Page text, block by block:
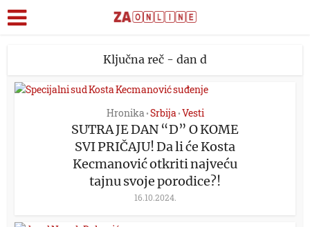
Ključna reč - dan d
Hronika •Srbija •Vesti
SUTRA JE DAN “D” O KOME
SVI PRIČAJU! Da li će Kosta
Kecmanović otkriti najveću
tajnu svoje porodice?!
16.10.2024.